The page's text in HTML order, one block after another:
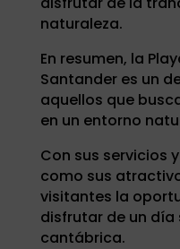
naturaleza.
En resumen, la
Santander es un
aquellos que
en un entorno
Con sus servicios
como sus
visitantes la
disfrutar de un
cantábrica.